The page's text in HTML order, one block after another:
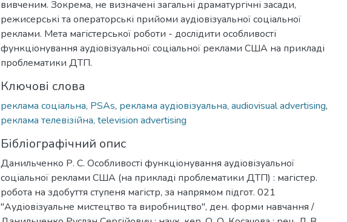
вивченим. Зокрема, не визначені загальні драматургічні засади,
режисерські та операторські прийоми аудіовізуальної соціальної
реклами. Мета магістерської роботи - дослідити особливості
функціонування аудіовізуальної соціальної реклами США на прикладі
проблематики ДТП.
Ключові слова
реклама соціальна, PSAs, реклама аудіовізуальна, audiovisual advertising,
реклама телевізійна, television advertising
Бібліографічний опис
Данильченко Р. С. Особливості функціонування аудіовізуальної
соціальної реклами США (на прикладі проблематики ДТП) : магістер.
робота на здобуття ступеня магістр, за напрямом підгот. 021
"Аудіовізуальне мистецтво та виробництво", ден. форми навчання /